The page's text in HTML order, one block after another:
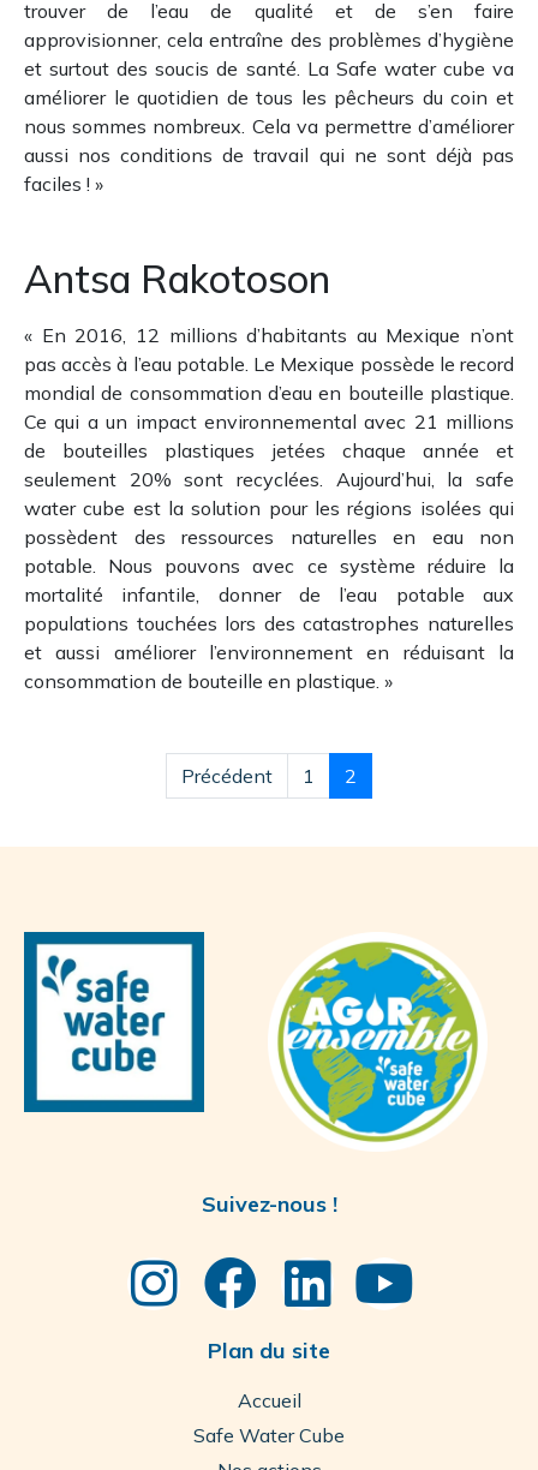
trouver de l’eau de qualité et de s’en faire
approvisionner, cela entraîne des problèmes d’hygiène
et surtout des soucis de santé. La Safe water cube va
améliorer le quotidien de tous les pêcheurs du coin et
nous sommes nombreux. Cela va permettre d’améliorer
aussi nos conditions de travail qui ne sont déjà pas
faciles ! »
Antsa Rakotoson
« En 2016, 12 millions d’habitants au Mexique n’ont
pas accès à l’eau potable. Le Mexique possède le record
mondial de consommation d’eau en bouteille plastique.
Ce qui a un impact environnemental avec 21 millions
de bouteilles plastiques jetées chaque année et
seulement 20% sont recyclées. Aujourd’hui, la safe
water cube est la solution pour les régions isolées qui
possèdent des ressources naturelles en eau non
potable. Nous pouvons avec ce système réduire la
mortalité infantile, donner de l’eau potable aux
populations touchées lors des catastrophes naturelles
et aussi améliorer l’environnement en réduisant la
consommation de bouteille en plastique. »
Précédent 1 2
Suivez-nous !
Plan du site
Accueil
Safe Water Cube